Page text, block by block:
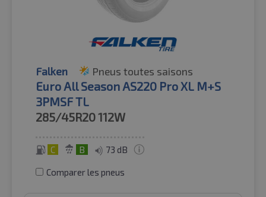
Falken Pneus toutes saisons
Euro All Season AS220 Pro XL M+S
3PMSF TL
285/45R20112W
C B 73 dB
Comparer les pneus